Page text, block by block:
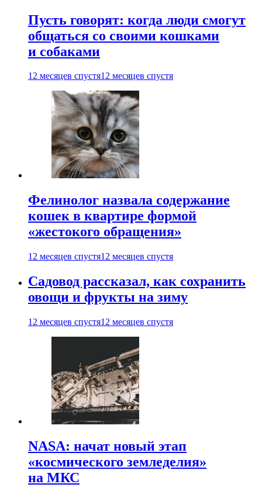
Пусть говорят: когда люди смогут
общаться со своими кошками
и собаками
12 месяцев спустя12 месяцев спустя
Фелинолог назвала содержание
кошек в квартире формой
«жестокого обращения»
12 месяцев спустя12 месяцев спустя
Садовод рассказал, как сохранить
овощи и фрукты на зиму
12 месяцев спустя12 месяцев спустя
NASA: начат новый этап
«космического земледелия»
на МКС